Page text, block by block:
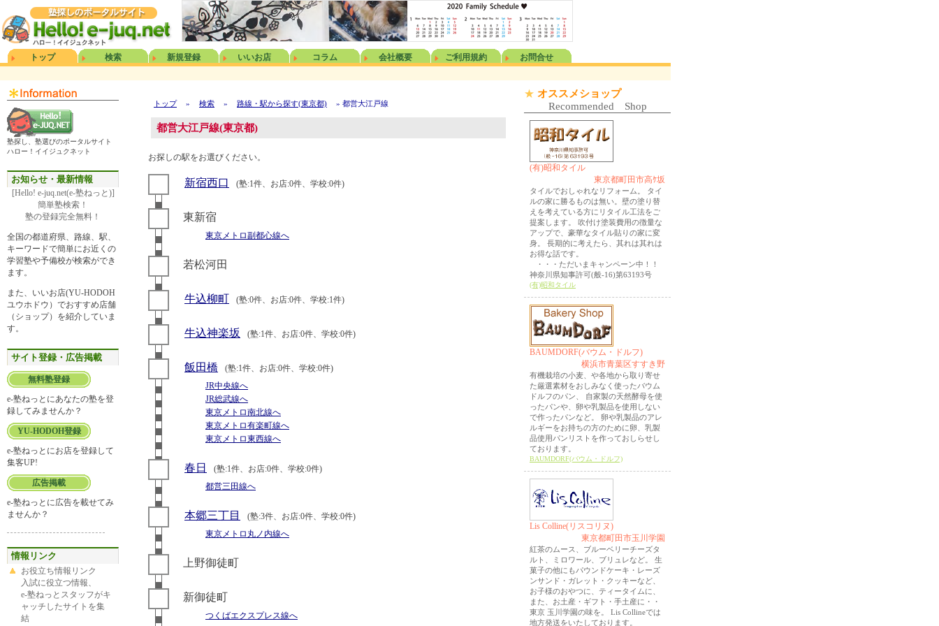
トップ 検索 新規登録 いいお店 コラム 会社概要 ご利用規約 お問合せ
塾探し、塾選びのポータルサイト
ハロー！イイジュクネット
お知らせ・最新情報
[Hello! e-juq.net(e-塾ねっと)]
簡単塾検索！
塾の登録完全無料！
全国の都道府県、路線、駅、
キーワードで簡単にお近くの
学習塾や予備校が検索ができ
ます。
また、いいお店(YU-HODOH
ユウホドウ）でおすすめ店舗
（ショップ）を紹介していま
す。
サイト登録・広告掲載
無料塾登録
e-塾ねっとにあなたの塾を登
録してみませんか？
YU-HODOH登録
e-塾ねっとにお店を登録して
集客UP!
広告掲載
e-塾ねっとに広告を載せてみ
ませんか？
情報リンク
お役立ち情報リンク
入試に役立つ情報、
e-塾ねっとスタッフがキ
ャッチしたサイトを集
結
トップ » 検索 » 路線・駅から探す(東京都) » 都営大江戸線
都営大江戸線(東京都)
お探しの駅をお選びください。
新宿西口 (塾:1件、お店:0件、学校:0件)
東新宿
東京メトロ副都心線へ
若松河田
牛込柳町 (塾:0件、お店:0件、学校:1件)
牛込神楽坂 (塾:1件、お店:0件、学校:0件)
飯田橋
(塾:1件、お店:0件、学校:0件)
JR中央線へ
JR総武線へ
東京メトロ南北線へ
東京メトロ有楽町線へ
東京メトロ東西線へ
春日
(塾:1件、お店:0件、学校:0件)
都営三田線へ
本郷三丁目
(塾:3件、お店:0件、学校:0件)
東京メトロ丸ノ内線へ
上野御徒町
新御徒町
つくばエクスプレス線へ
★ オススメショップ
Recommended Shop
(有)昭和タイル
東京都町田市高ｹ坂
タイルでおしゃれなリフォーム。 タイ
ルの家に勝るものは無い。壁の塗り替
えを考えている方にリタイル工法をご
提案します。 吹付け塗装費用の徴量な
アップで、豪華なタイル貼りの家に変
身。 長期的に考えたら、其れは其れは
お得な話です。
・・・ただいまキャンペーン中！！
神奈川県知事許可(般-16)第63193号
(有)昭和タイル
BAUMDORF(バウム・ドルフ)
横浜市青葉区すすき野
有機栽培の小麦、や各地から取り寄せ
た厳選素材をおしみなく使ったバウム
ドルフのパン、 自家製の天然酵母を使
ったパンや、卵や乳製品を使用しない
で作ったパンなど。 卵や乳製品のアレ
ルギーをお持ちの方のために卵、乳製
品使用パンリストを作っておしらせし
ております。
BAUMDORF(バウム・ドルフ)
Lis Colline(リスコリヌ)
東京都町田市玉川学園
紅茶のムース、ブルーベリーチーズタ
ルト、ミロワール、ブリュレなど。 生
菓子の他にもパウンドケーキ・レーズ
ンサンド・ガレット・クッキーなど、
お子様のおやつに、ティータイムに、
また、お土産・ギフト・手土産に・・
東京 玉川学園の味を。 Lis Collineでは
地方発送をいたしております。